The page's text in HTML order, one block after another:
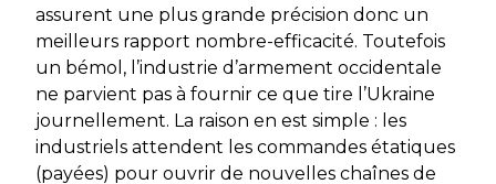
assurent une plus grande précision donc un
meilleurs rapport nombre-efficacité. Toutefois
un bémol, l’industrie d’armement occidentale
ne parvient pas à fournir ce que tire l’Ukraine
journellement. La raison en est simple : les
industriels attendent les commandes étatiques
(payées) pour ouvrir de nouvelles chaînes de